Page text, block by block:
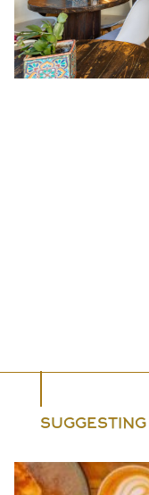
SUGGESTING